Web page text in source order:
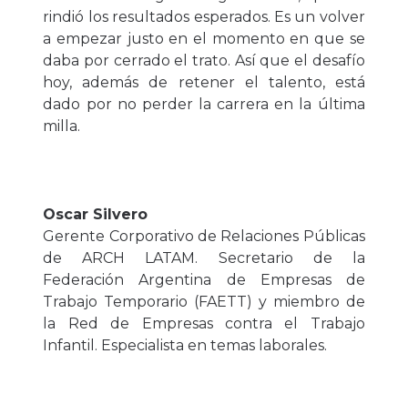
rindió los resultados esperados. Es un volver
a empezar justo en el momento en que se
daba por cerrado el trato. Así que el desafío
hoy, además de retener el talento, está
dado por no perder la carrera en la última
milla.
Oscar Silvero
Gerente Corporativo de Relaciones Públicas
de ARCH LATAM. Secretario de la
Federación Argentina de Empresas de
Trabajo Temporario (FAETT) y miembro de
la Red de Empresas contra el Trabajo
Infantil. Especialista en temas laborales.